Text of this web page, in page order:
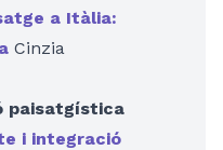
a Itàlia:
Cinzia
paisatgística
i integració